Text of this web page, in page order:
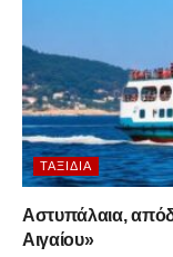
ΤΑΞΊΔΙΑ
Αστυπάλαια,
Αιγαίου»